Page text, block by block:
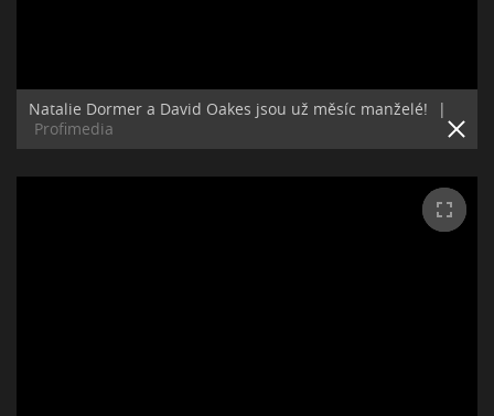
Natalie Dormer a David Oakes jsou už měsíc manželé!
|
Profimedia